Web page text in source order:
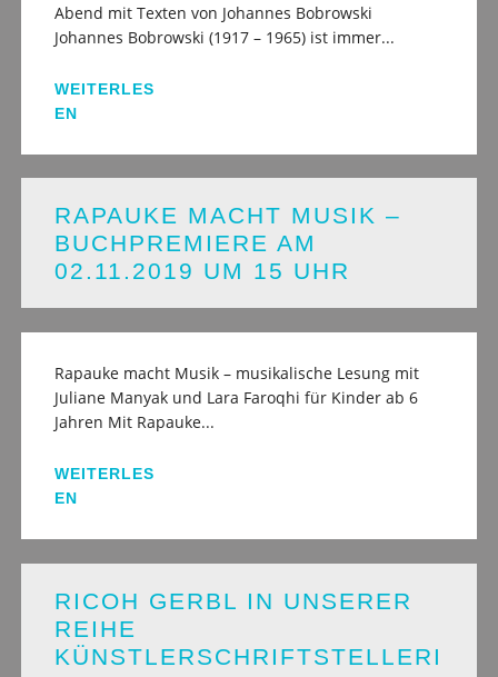
Abend mit Texten von Johannes Bobrowski
Johannes Bobrowski (1917 – 1965) ist immer...
WEITERLES
EN
RAPAUKE MACHT MUSIK –
BUCHPREMIERE AM
02.11.2019 UM 15 UHR
Rapauke macht Musik – musikalische Lesung mit
Juliane Manyak und Lara Faroqhi für Kinder ab 6
Jahren Mit Rapauke...
WEITERLES
EN
RICOH GERBL IN UNSERER
REIHE
KÜNSTLERSCHRIFTSTELLERI